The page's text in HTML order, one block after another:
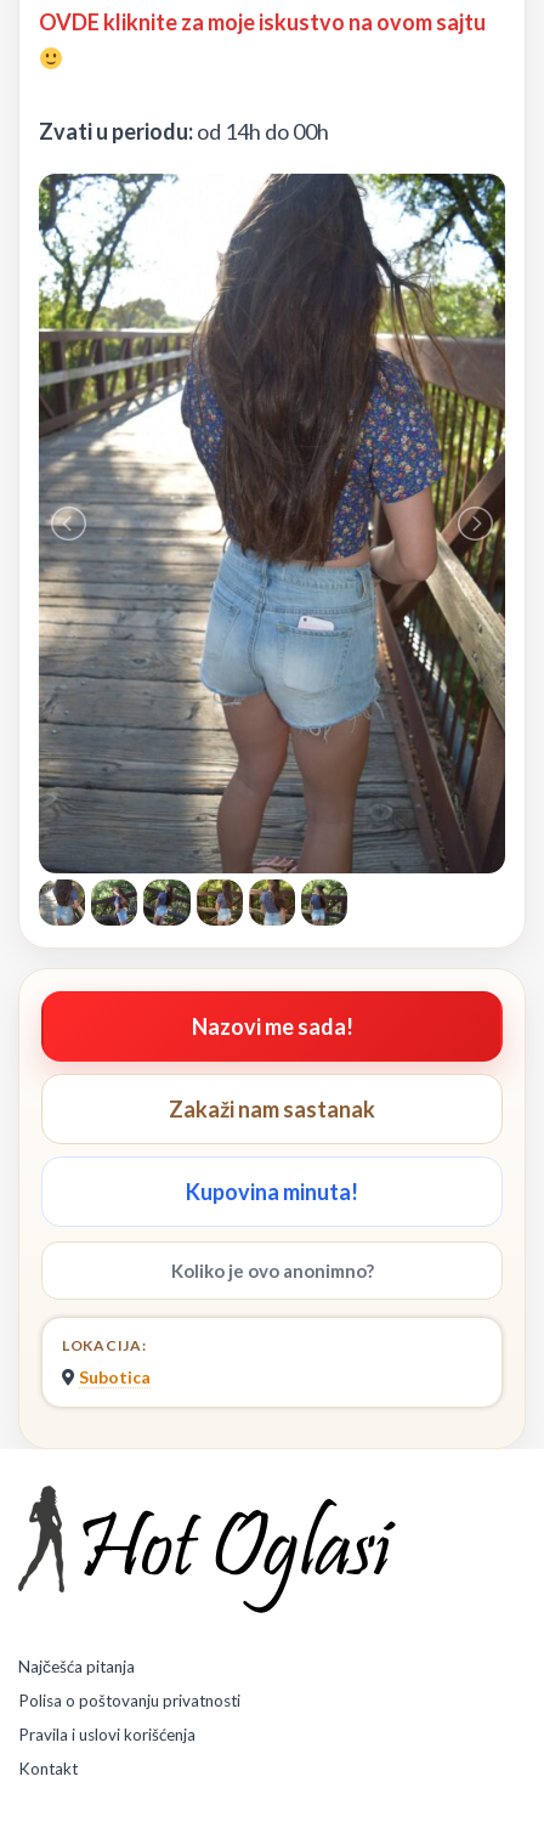
OVDE kliknite za moje iskustvo na ovom sajtu
Zvati u periodu:od 14h do 00h
Nazovi me sada!
Zakaži nam sastanak
Kupovina minuta!
Koliko je ovo anonimno?
LOKACIJA:
Subotica
Najčešća pitanja
Polisa o poštovanju privatnosti
Pravila i uslovi korišćenja
Kontakt